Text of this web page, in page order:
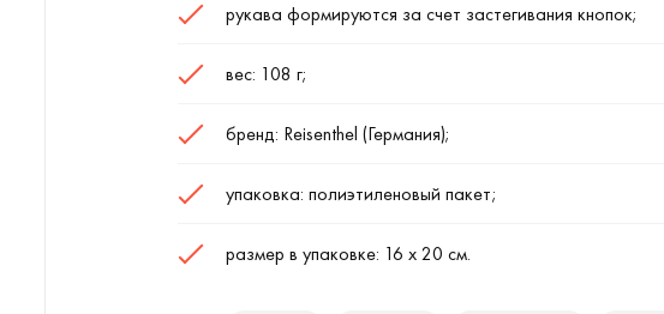
рукава формируются за счет застегивания кнопок;
вес: 108 г;
бренд: Reisenthel (Германия);
упаковка: полиэтиленовый пакет;
размер в упаковке: 16 х 20 см.